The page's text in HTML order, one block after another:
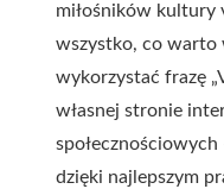
miłośników kultury
wszystko, co warto
wykorzystać frazę
własnej stronie
dzięki najlepszym